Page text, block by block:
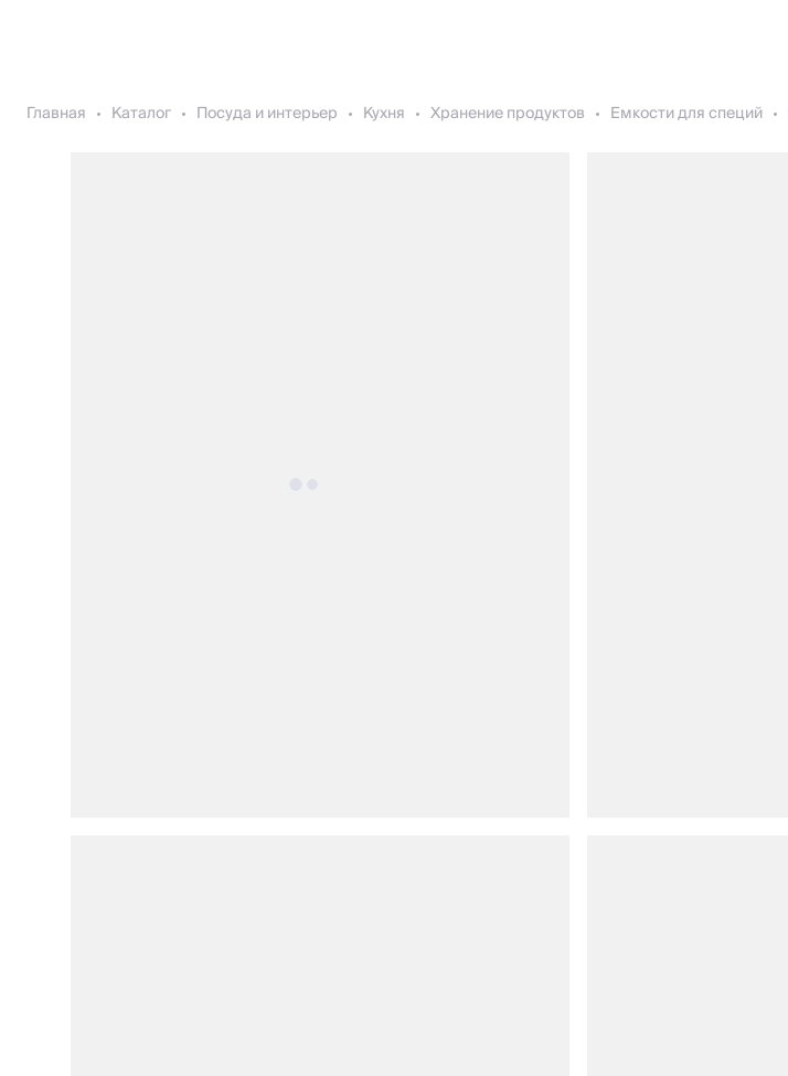
Главная Каталог Посуда и интерьер Кухня Хранение продуктов Емкости для специй